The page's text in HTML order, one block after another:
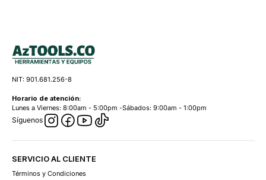
NIT: 901.681.256-8
Horario de atención:
Lunes a Viernes: 8:00am - 5:00pm -Sábados: 9:00am - 1:00pm
Síguenos
SERVICIO AL CLIENTE
Términos y Condiciones